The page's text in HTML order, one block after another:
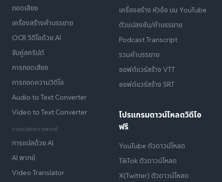
ถอดเสียง
เครื่องสร้างคำบรรยาย
OCR วิดีโอด้วย AI
จับคู่สคริปต์
การถอดเสียง
การถอดความวิดีโอ
Audio to Text Converter
Video to Text Converter
การแปลและการพากย์
การแปลด้วย AI
AI พากย์
Video Translator
เครื่องสร้าง หัวข้อ บน YouTube
ตัวแปลงซับ/คำบรรยาย
Podcast Transcript
รวมคำบรรยาย
ซอฟต์แวร์สร้าง VTT
ซอฟต์แวร์สร้าง SRT
โปรแกรมดาวน์โหลดวิดีโอ
ฟรี
YouTube ตัวดาวน์โหลด
TikTok ตัวดาวน์โหลด
X(Twitter) ตัวดาวน์โหลด